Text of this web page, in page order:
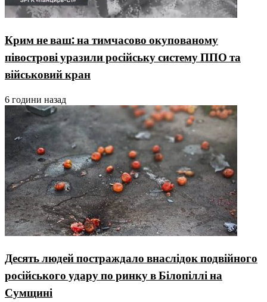
Крим не ваш: на тимчасово окупованому
півострові уразили російську систему ППО та
військовий кран
6 години назад
Десять людей постраждало внаслідок подвійного
російського удару по ринку в Білопіллі на
Сумщині